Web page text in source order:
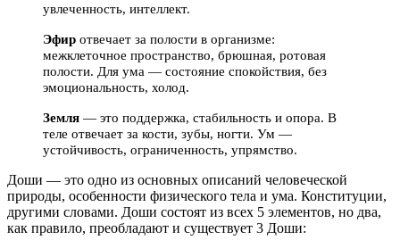
увлеченность, интеллект.
Эфир отвечает за полости в организме:
межклеточное пространство, брюшная, ротовая
полости. Для ума — состояние спокойствия, без
эмоциональность, холод.
Земля — это поддержка, стабильность и опора. В
теле отвечает за кости, зубы, ногти. Ум —
устойчивость, ограниченность, упрямство.
Доши — это одно из основных описаний человеческой
природы, особенности физического тела и ума. Конституции,
другими словами. Доши состоят из всех 5 элементов, но два,
как правило, преобладают и существует 3 Доши: